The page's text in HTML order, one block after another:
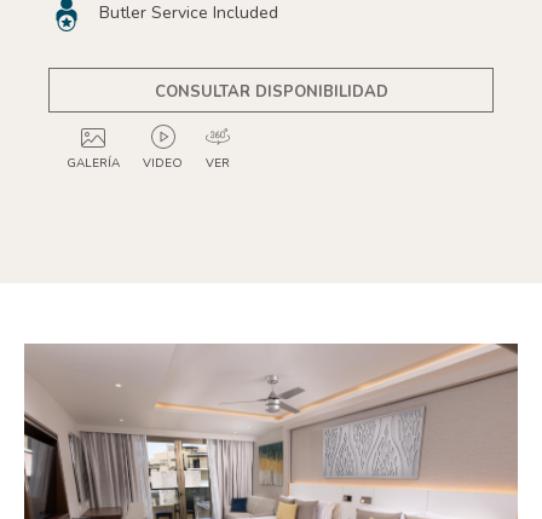
Butler Service Included
CONSULTAR DISPONIBILIDAD
GALERÍA
VIDEO VER